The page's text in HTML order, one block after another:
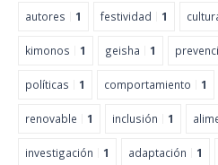
autores 1 festividad 1
kimonos 1 geisha 1
políticas 1 comportamiento 1
renovable 1 inclusión 1
investigación 1 adaptación 1